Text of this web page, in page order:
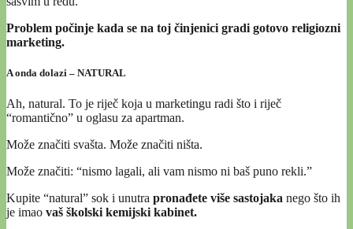
Problem počinje kada se na toj činjenici gradi gotovo religiozni
marketing.
A onda dolazi – NATURAL
Ah, natural. To je riječ koja u marketingu radi što i riječ
“romantično” u oglasu za apartman.
Može značiti svašta. Može značiti ništa.
Može značiti: “nismo lagali, ali vam nismo ni baš puno rekli.”
Kupite “natural” sok i unutra pronađete više sastojaka nego što ih
je imao vaš školski kemijski kabinet.